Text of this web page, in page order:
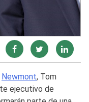
Newmont, Tom
ejecutivo de